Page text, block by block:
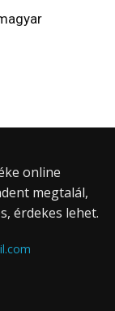
online
megtalál,
érdekes lehet.